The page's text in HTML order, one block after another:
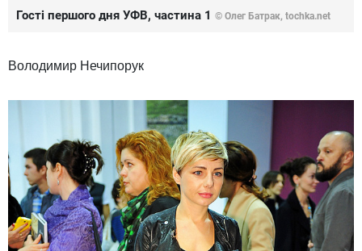
Гості першого дня УФВ, частина 1 © Олег Батрак, tochka.net
Володимир Нечипорук